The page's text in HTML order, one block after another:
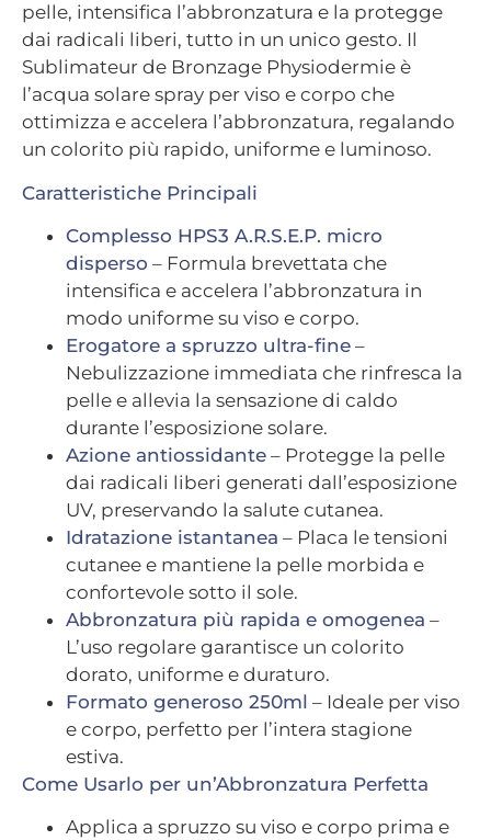
pelle, intensifica l’abbronzatura e la protegge
dai radicali liberi, tutto in un unico gesto. Il
Sublimateur de Bronzage Physiodermie è
l’acqua solare spray per viso e corpo che
ottimizza e accelera l’abbronzatura, regalando
un colorito più rapido, uniforme e luminoso.
Caratteristiche Principali
Complesso HPS3 A.R.S.E.P. micro
disperso – Formula brevettata che
intensifica e accelera l’abbronzatura in
modo uniforme su viso e corpo.
Erogatore a spruzzo ultra-fine –
Nebulizzazione immediata che rinfresca la
pelle e allevia la sensazione di caldo
durante l’esposizione solare.
Azione antiossidante – Protegge la pelle
dai radicali liberi generati dall’esposizione
UV, preservando la salute cutanea.
Idratazione istantanea – Placa le tensioni
cutanee e mantiene la pelle morbida e
confortevole sotto il sole.
Abbronzatura più rapida e omogenea –
L’uso regolare garantisce un colorito
dorato, uniforme e duraturo.
Formato generoso 250ml – Ideale per viso
e corpo, perfetto per l’intera stagione
estiva.
Come Usarlo per un’Abbronzatura Perfetta
Applica a spruzzo su viso e corpo prima e